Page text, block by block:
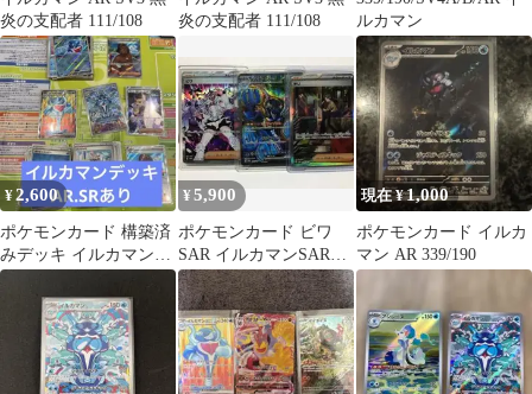
炎の支配者 111/108
炎の支配者 111/108
ルカマン
¥2,600
ポケモンカード 構築済
みデッキ イルカマン
AR・SR入り
¥5,900
ポケモンカード ビワ
SAR イルカマンSARチ
リSAR＋プクリンAR自
引
現在 ¥1,000
ポケモンカード イルカ
マン AR 339/190